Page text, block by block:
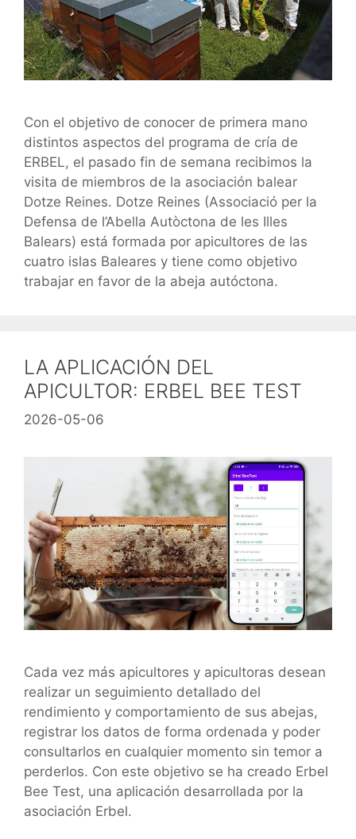
Con el objetivo de conocer de primera mano
distintos aspectos del programa de cría de
ERBEL, el pasado fin de semana recibimos la
visita de miembros de la asociación balear
Dotze Reines. Dotze Reines (Associació per la
Defensa de l’Abella Autòctona de les Illes
Balears) está formada por apicultores de las
cuatro islas Baleares y tiene como objetivo
trabajar en favor de la abeja autóctona.
LA APLICACIÓN DEL
APICULTOR: ERBEL BEE TEST
2026-05-06
Cada vez más apicultores y apicultoras desean
realizar un seguimiento detallado del
rendimiento y comportamiento de sus abejas,
registrar los datos de forma ordenada y poder
consultarlos en cualquier momento sin temor a
perderlos. Con este objetivo se ha creado Erbel
Bee Test, una aplicación desarrollada por la
asociación Erbel.